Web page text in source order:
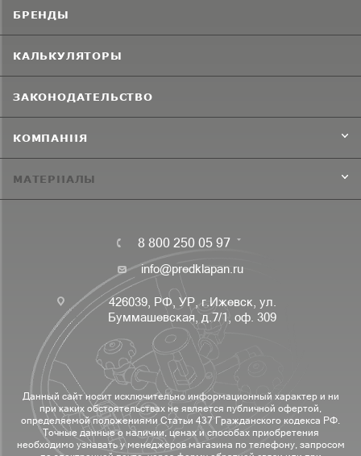
БРЕНДЫ
КАЛЬКУЛЯТОРЫ
ЗАКОНОДАТЕЛЬСТВО
КОМПАНИЯ
МАТЕРИАЛЫ
8 800 250 05 97
info@predklapan.ru
426039, РФ, УР, г.Ижевск, ул.
Буммашевская, д.7/1, оф. 309
Данный сайт носит исключительно информационный характер и ни
при каких обстоятельствах не является публичной офертой,
определяемой положениями Статьи 437 Гражданского кодекса РФ.
Точные данные о наличии, ценах и способах приобретения
необходимо узнавать у менеджеров магазина по телефону, запросом